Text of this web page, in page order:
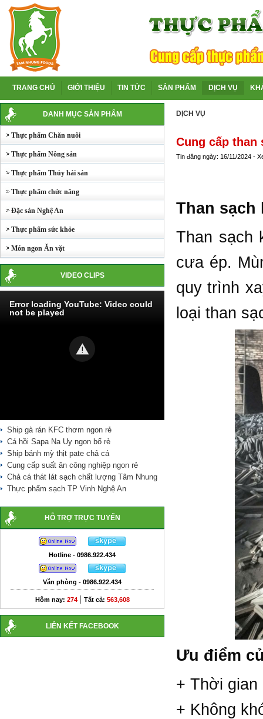
TRANG CHỦ GIỚI THIỆU TIN TỨC SẢN PHẨM DỊCH VỤ
DANH MỤC SẢN PHẨM
Thực phẩm Chăn nuôi
Thực phẩm Nông sản
Thực phẩm Thủy hải sản
Thực phẩm chức năng
Đặc sản Nghệ An
Thực phẩm sức khỏe
Món ngon Ăn vặt
VIDEO CLIPS
Error loading YouTube: Video could
not be played
Ship gà rán KFC thơm ngon rẻ
Cá hồi Sapa Na Uy ngon bổ rẻ
Ship bánh mỳ thịt pate chả cá
Cung cấp suất ăn công nghiệp ngon rẻ
Chả cá thát lát sạch chất lượng Tâm Nhung
Thực phẩm sạch TP Vinh Nghệ An
HỖ TRỢ TRỰC TUYẾN
Hotline - 0986.922.434
Văn phòng - 0986.922.434
Hôm nay: 274| Tất cả: 563,608
LIÊN KẾT FACEBOOK
DỊCH VỤ
Cung cấp than
Tin đăng ngày: 16/11/2024 -
Than
Than sạch
cưa ép.
quy trình
loại than
Ưu điểm
+ Thời
+ Không